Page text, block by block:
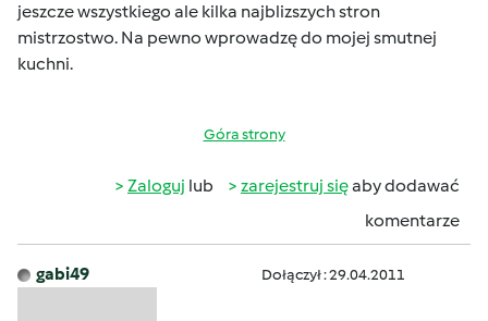
jeszcze wszystkiego ale kilka najblizszych stron
mistrzostwo. Na pewno wprowadzę do mojej smutnej
kuchni.
Góra strony
Zaloguj lub zarejestruj sięaby dodawać
komentarze
gabi49 Dołączył : 29.04.2011